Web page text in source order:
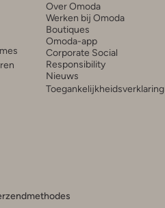
Over Omoda
Werken bij Omoda
Boutiques
Omoda-app
Corporate Social
Responsibility
Nieuws
Toegankelijkheidsverklaring